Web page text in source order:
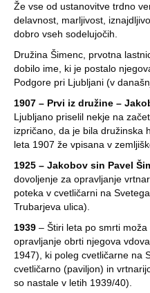
Že vse od ustanovitve trdno
delavnost, marljivost,
dobro vseh sodelujočih.
Družina Šimenc, prvotna
dobilo ime, ki je postalo
Podgore pri Ljubljani (v
1907 – Prvi iz družine –
Ljubljano priselil nekje na
izpričano, da je bila družinska
leta 1907 že vpisana v
1925 – Jakobov sin Pavel
dovoljenje za opravljanje
poteka v cvetličarni na
Trubarjeva ulica).
1939 – Štiri leta po smrti
opravljanje obrti njegova
1947), ki poleg cvetličarne na
cvetličarno (paviljon) in
so nastale v letih 1939/40).